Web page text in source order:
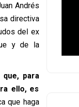
Andrés
directiva
del ex
y de la
que, para
ello, es
que haga